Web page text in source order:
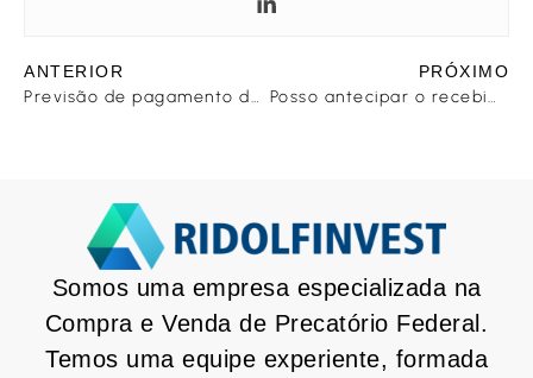
ANTERIOR
Previsão de pagamento de precatórios federais 2019
PRÓXIMO
Posso antecipar o recebimento do valor do meu precatório pela Caixa Econômica Federal?
Somos uma empresa especializada na
Compra e Venda de Precatório Federal.
Temos uma equipe experiente, formada